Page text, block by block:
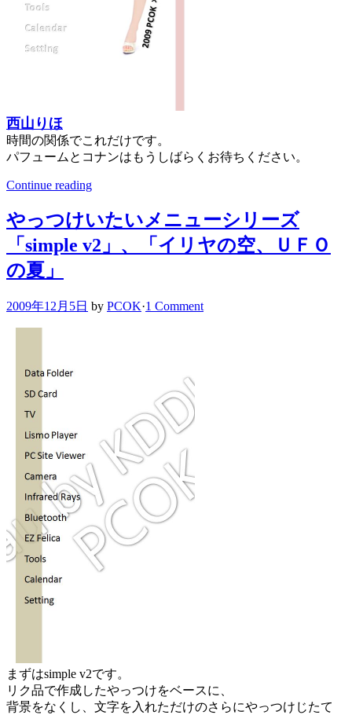
西山りほ
時間の関係でこれだけです。
パフュームとコナンはもうしばらくお待ちください。
Continue reading
やっつけいたいメニューシリーズ
「simple v2」、「イリヤの空、ＵＦＯ
の夏」
2009年12月5日 by PCOK·1 Comment
まずはsimple v2です。
リク品で作成したやっつけをベースに、
背景をなくし、文字を入れただけのさらにやっつけじたて